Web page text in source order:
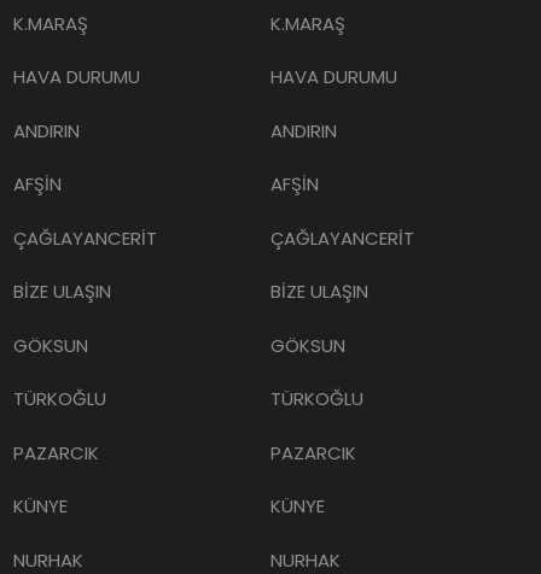
K.MARAŞ
HAVA DURUMU
ANDIRIN
AFŞİN
ÇAĞLAYANCERİT
BİZE ULAŞIN
GÖKSUN
TÜRKOĞLU
PAZARCIK
KÜNYE
NURHAK
K.MARAŞ
HAVA DURUMU
ANDIRIN
AFŞİN
ÇAĞLAYANCERİT
BİZE ULAŞIN
GÖKSUN
TÜRKOĞLU
PAZARCIK
KÜNYE
NURHAK